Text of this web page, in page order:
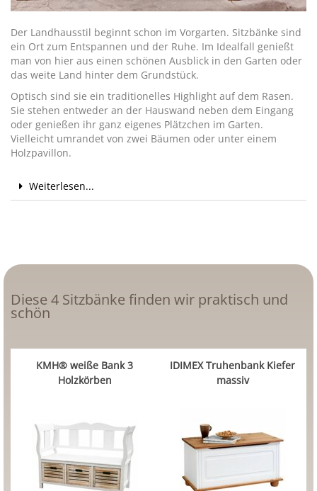
Der Landhausstil beginnt schon im Vorgarten. Sitzbänke sind
ein Ort zum Entspannen und der Ruhe. Im Idealfall genießt
man von hier aus einen schönen Ausblick in den Garten oder
das weite Land hinter dem Grundstück.
Optisch sind sie ein traditionelles Highlight auf dem Rasen.
Sie stehen entweder an der Hauswand neben dem Eingang
oder genießen ihr ganz eigenes Plätzchen im Garten.
Vielleicht umrandet von zwei Bäumen oder unter einem
Holzpavillon.
Weiterlesen...
Diese 4 Sitzbänke finden wir praktisch und
schön
KMH® weiße Bank 3
Holzkörben
IDIMEX Truhenbank Kiefer
massiv